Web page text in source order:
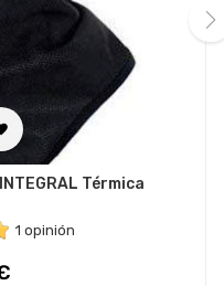
Térmica
1 opinión